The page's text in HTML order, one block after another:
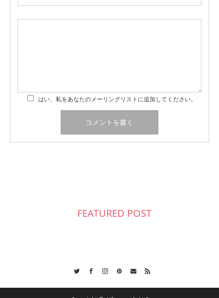
はい、私をあなたのメーリングリストに追加してください。
FEATURED POST